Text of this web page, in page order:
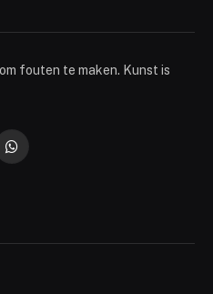
fouten te maken. Kunst is
WhatsApp